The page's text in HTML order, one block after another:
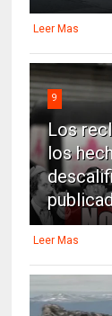
Leer Mas
9
Los
los
Leer Mas